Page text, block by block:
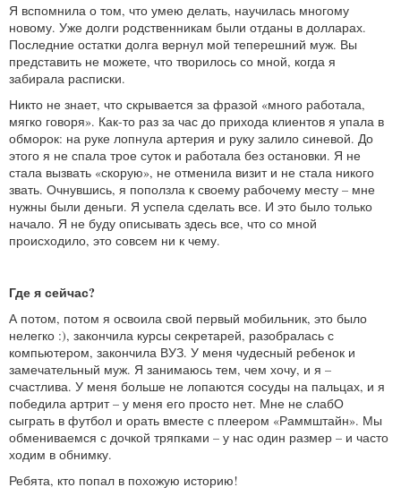
Я вспомнила о том, что умею делать, научилась многому
новому. Уже долги родственникам были отданы в долларах.
Последние остатки долга вернул мой теперешний муж. Вы
представить не можете, что творилось со мной, когда я
забирала расписки.
Никто не знает, что скрывается за фразой «много работала,
мягко говоря». Как-то раз за час до прихода клиентов я упала в
обморок: на руке лопнула артерия и руку залило синевой. До
этого я не спала трое суток и работала без остановки. Я не
стала вызвать «скорую», не отменила визит и не стала никого
звать. Очнувшись, я поползла к своему рабочему месту – мне
нужны были деньги. Я успела сделать все. И это было только
начало. Я не буду описывать здесь все, что со мной
происходило, это совсем ни к чему.
Где я сейчас?
А потом, потом я освоила свой первый мобильник, это было
нелегко :), закончила курсы секретарей, разобралась с
компьютером, закончила ВУЗ. У меня чудесный ребенок и
замечательный муж. Я занимаюсь тем, чем хочу, и я –
счастлива. У меня больше не лопаются сосуды на пальцах, и я
победила артрит – у меня его просто нет. Мне не слабО
сыграть в футбол и орать вместе с плеером «Раммштайн». Мы
обмениваемся с дочкой тряпками – у нас один размер – и часто
ходим в обнимку.
Ребята, кто попал в похожую историю!